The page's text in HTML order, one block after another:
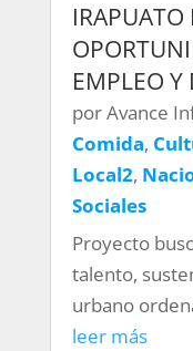
IRAPUATO
EMPLEO Y
porAvance
Comida,
Local2,
Sociales
Proyecto
talento,
urbano
leer más